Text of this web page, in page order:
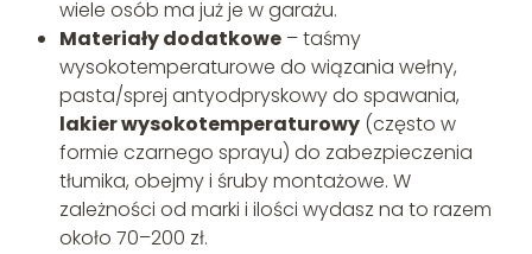
wiele osób ma już je w garażu.
Materiały dodatkowe– taśmy
wysokotemperaturowe do wiązania wełny,
pasta/sprej antyodpryskowy do spawania,
lakier wysokotemperaturowy(często w
formie czarnego sprayu) do zabezpieczenia
tłumika, obejmy i śruby montażowe. W
zależności od marki i ilości wydasz na to razem
około 70–200 zł.